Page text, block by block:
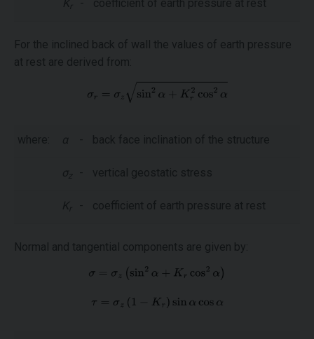
Kr - coefficient of earth pressure at rest
For the inclined back of wall the values of earth pressure
at rest are derived from:
where: α - back face inclination of the structure
σ z - vertical geostatic stress
Kr - coefficient of earth pressure at rest
Normal and tangential components are given by: